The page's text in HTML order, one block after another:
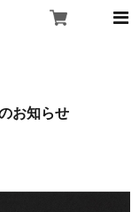
お知らせ